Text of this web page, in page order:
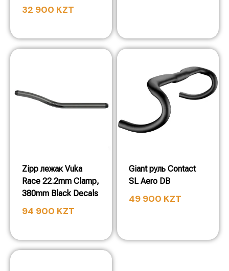
32 900 KZT
Zipp лежак Vuka
Race 22.2mm Clamp,
380mm Black Decals
94 900 KZT
Giant руль Contact
SL Aero DB
49 900 KZT